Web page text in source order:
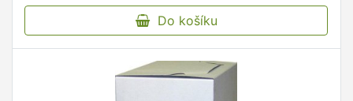
Do košíku